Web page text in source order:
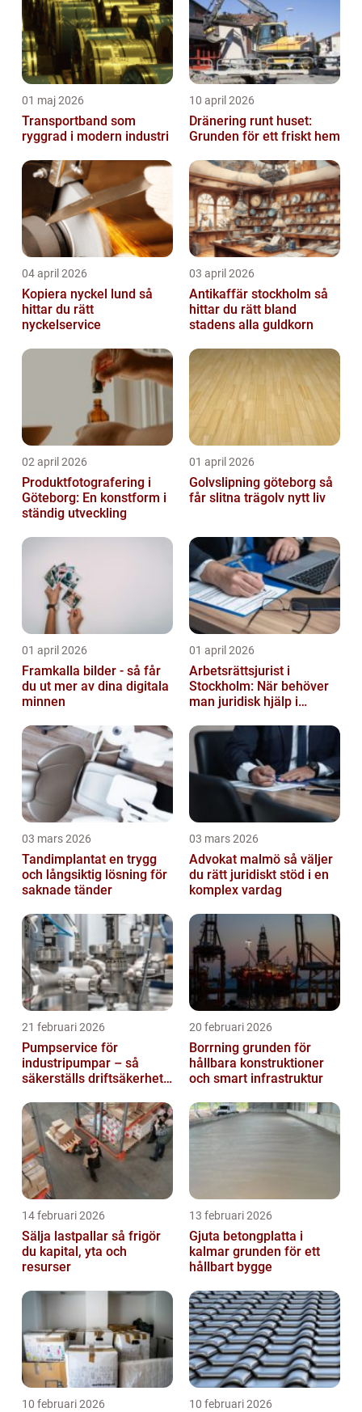
01 maj 2026
Transportband som
ryggrad i modern industri
10 april 2026
Dränering runt huset:
Grunden för ett friskt hem
04 april 2026
Kopiera nyckel lund så
hittar du rätt
nyckelservice
03 april 2026
Antikaffär stockholm så
hittar du rätt bland
stadens alla guldkorn
02 april 2026
Produktfotografering i
Göteborg: En konstform i
ständig utveckling
01 april 2026
Golvslipning göteborg så
får slitna trägolv nytt liv
01 april 2026
Framkalla bilder - så får
du ut mer av dina digitala
minnen
01 april 2026
Arbetsrättsjurist i
Stockholm: När behöver
man juridisk hjälp i
03 mars 2026
Tandimplantat en trygg
och långsiktig lösning för
saknade tänder
03 mars 2026
Advokat malmö så väljer
du rätt juridiskt stöd i en
komplex vardag
21 februari 2026
Pumpservice för
industripumpar – så
säkerställs driftsäkerhet
20 februari 2026
Borrning grunden för
hållbara konstruktioner
och smart infrastruktur
14 februari 2026
Sälja lastpallar så frigör
du kapital, yta och
resurser
13 februari 2026
Gjuta betongplatta i
kalmar grunden för ett
hållbart bygge
10 februari 2026 10 februari 2026